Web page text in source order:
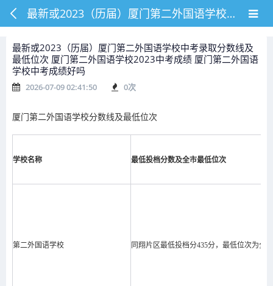
最新或2023（历届）厦门第二外国语学校中考录取分数线及最低位次 厦门第二外国语学校2023中考成绩 厦门第二外国语学校中考成绩好吗
最新或2023（历届）厦门第二外国语学校中考录取分数线及
最低位次 厦门第二外国语学校2023中考成绩 厦门第二外国语
学校中考成绩好吗
2026-07-09 02:41:50 0次
厦门第二外国语学校分数线及最低位次
学校名称 最低投档分数及全市最低位次
第二外国语学校 同翔片区最低投档分435分，最低位次为全